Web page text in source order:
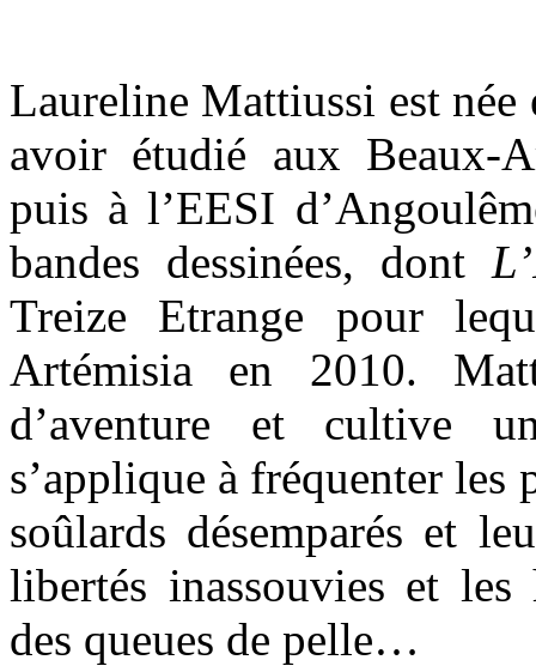
Laureline Mattiussi est née
avoir étudié aux Beaux-
puis à l’EESI
bandes dessinées, dont
Treize Etrange pour
Artémisia en 2010.
d’aventure et cultive
s’applique à fréquenter les
soûlards désemparés et
libertés inassouvies et
des queues de pelle…